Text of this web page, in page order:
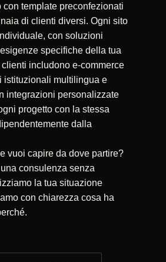
con template preconfezionati
di clienti diversi. Ogni sito
con soluzioni
specifiche della tua
includono e-commerce
istituzionali multilingua e
integrazioni personalizzate
progetto con la stessa
dalla
vuoi capire da dove partire?
consulenza senza
la tua situazione
con chiarezza cosa ha